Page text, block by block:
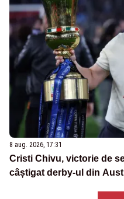
8 aug. 2026, 17:31
Cristi Chivu, victorie de
câștigat derby-ul din